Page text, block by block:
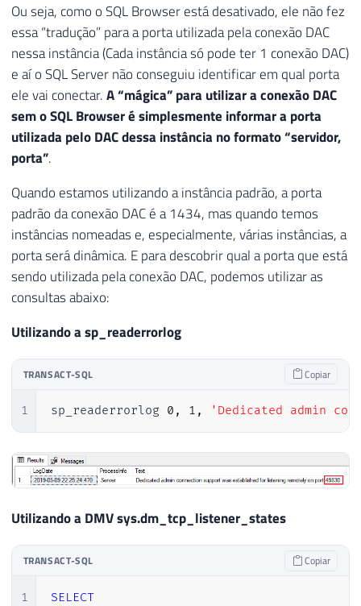
Ou seja, como o SQL Browser está desativado, ele não fez
essa “tradução” para a porta utilizada pela conexão DAC
nessa instância (Cada instância só pode ter 1 conexão DAC)
e aí o SQL Server não conseguiu identificar em qual porta
ele vai conectar.A “mágica” para utilizar a conexão DAC
sem o SQL Browser é simplesmente informar a porta
utilizada pelo DAC dessa instância no formato “servidor,
porta”.
Quando estamos utilizando a instância padrão, a porta
padrão da conexão DAC é a 1434, mas quando temos
instâncias nomeadas e, especialmente, várias instâncias, a
porta será dinâmica. E para descobrir qual a porta que está
sendo utilizada pela conexão DAC, podemos utilizar as
consultas abaixo:
Utilizando a sp_readerrorlog
TRANSACT-SQL Copiar
1 sp_readerrorlog 0 , 1 , 'Dedicated admin
Utilizando a DMV sys.dm_tcp_listener_states
TRANSACT-SQL Copiar
1 SELECT